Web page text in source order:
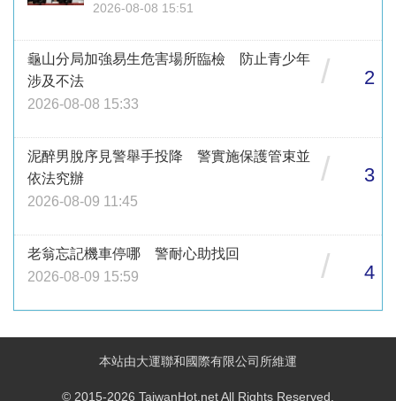
2026-08-08 15:51
龜山分局加強易生危害場所臨檢 防止青少年
涉及不法
2026-08-08 15:33
/ 2
泥醉男脫序見警舉手投降 警實施保護管束並
依法究辦
2026-08-09 11:45
/ 3
老翁忘記機車停哪 警耐心助找回
2026-08-09 15:59
/ 4
本站由大運聯和國際有限公司所維運
© 2015-2026 TaiwanHot.net All Rights Reserved.